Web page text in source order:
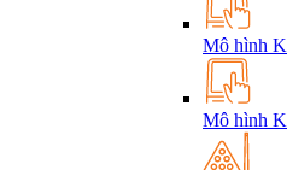
Mô hình
Mô hình